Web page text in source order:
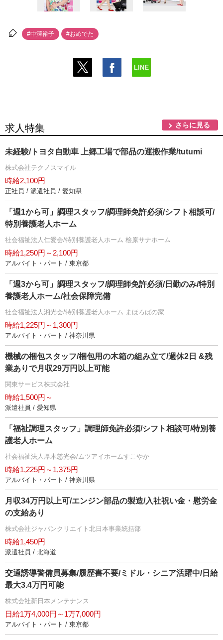
#中澤裕子 #おめでた
求人特集 さらに見る
未経験/トヨタ自動車 上郷工場で部品の運搬作業/tutumi
株式会社テクノスマイル
時給2,100円
正社員 / 派遣社員 / 愛知県
「週1から可」調理スタッフ/調理師免許必須/シフト相談可/
特別養護老人ホーム
社会福祉法人仁愛会/特別養護老人ホーム 桧原サナホーム
時給1,250円～2,100円
アルバイト・パート / 東京都
「週3から可」調理スタッフ/調理師免許必須/日勤のみ/特別
養護老人ホーム/社会保障完備
社会福祉法人湘光会/特別養護老人ホーム まほろばの家
時給1,225円～1,300円
アルバイト・パート / 神奈川県
機械の梱包スタッフ/梱包用の木箱の組み立て/週休2日 &残
業ありで月収29万円以上可能
関東サービス株式会社
時給1,500円～
派遣社員 / 愛知県
「福祉調理スタッフ」調理師免許必須/シフト相談可/特別養
護老人ホーム
社会福祉法人厚木慈光会/ムツアイホームすこやか
時給1,225円～1,375円
アルバイト・パート / 神奈川県
月収34万円以上可/エンジン部品の製造/入社祝い金・慰労金
の支給あり
株式会社ジャパンクリエイト北日本事業統括部
時給1,450円
派遣社員 / 北海道
交通誘導警備員募集/履歴書不要/ミドル・シニア活躍中/日給
最大3.4万円可能
株式会社新日本メンテナンス
日給1万4,000円～1万7,000円
アルバイト・パート / 東京都